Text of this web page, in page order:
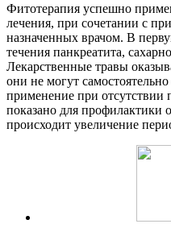
Фитотерапия успешно
лечения, при сочетании с
назначенных врачом. В
течения панкреатита,
Лекарственные травы
они не могут
применение при отсутствии
показано для профилактики
происходит увеличение